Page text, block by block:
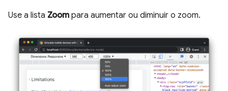
Use a lista Zoom para aumentar ou diminuir o zoom.